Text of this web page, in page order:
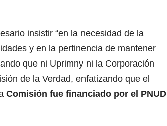
insistir “en la necesidad de la
y en la pertinencia de mantener
que ni Uprimny ni la Corporación
de la Verdad, enfatizando que el
Comisión fue financiado por el PNUD